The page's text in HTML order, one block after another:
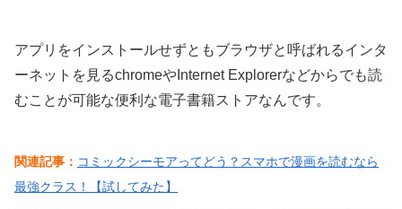
アプリをインストールせずともブラウザと呼ばれるインタ
ーネットを見るchromeやInternet Explorerなどからでも読
むことが可能な便利な電子書籍ストアなんです。
関連記事： コミックシーモアってどう？スマホで漫画を読むなら
最強クラス！【試してみた】